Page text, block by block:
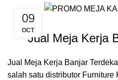
09
OCT
Jual Meja Kerja
Jual Meja Kerja Banjar
salah satu distributor Furniture